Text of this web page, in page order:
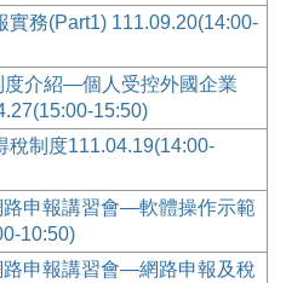
實務(Part1) 111.09.20(14:00-
度介紹—個人受控外國企業
15:50)
稅制度111.04.19(14:00-
申報講習會—軟體操作示範
10:50)
申報講習會—網路申報及稅